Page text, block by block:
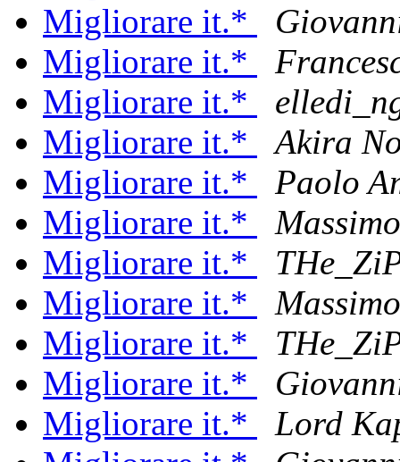
Migliorare it.*
Migliorare it.*
Migliorare it.*
Migliorare it.*
Akira
Migliorare it.*
Paolo
Migliorare it.*
Migliorare it.*
Migliorare it.*
Migliorare it.*
Migliorare it.*
Migliorare it.*
Lord